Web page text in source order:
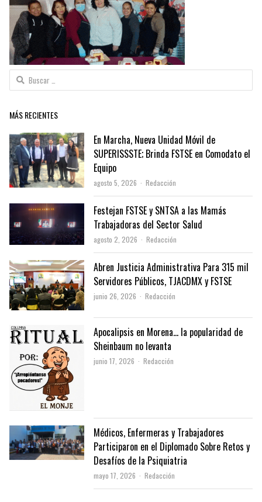
Buscar:
MÁS RECIENTES
En Marcha, Nueva Unidad Móvil de
SUPERISSSTE; Brinda FSTSE en Comodato el
Equipo
agosto 5, 2026 Author
Redacción
Festejan FSTSE y SNTSA a las Mamás
Trabajadoras del Sector Salud
agosto 2, 2026 Author
Redacción
Abren Justicia Administrativa Para 315 mil
Servidores Públicos, TJACDMX y FSTSE
junio 26, 2026 Author
Redacción
Apocalipsis en Morena… la popularidad de
Sheinbaum no levanta
junio 17, 2026 Author
Redacción
Médicos, Enfermeras y Trabajadores
Participaron en el Diplomado Sobre Retos y
Desafíos de la Psiquiatria
mayo 17, 2026 Author
Redacción